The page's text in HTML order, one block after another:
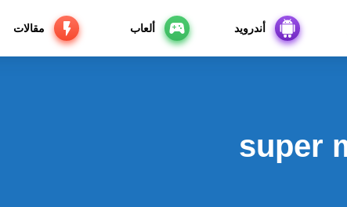
أندرويد ألعاب مقالات
super